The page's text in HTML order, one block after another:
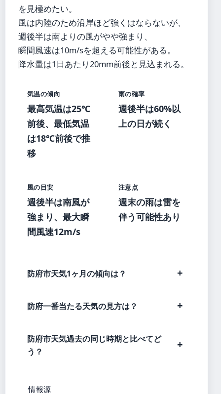
を見極めたい。
風は内陸のため沿岸ほど強くはならないが、
週後半は南よりの風がやや強まり、
瞬間風速は10m/sを超える可能性がある。
降水量は1日あたり20mm前後と見込まれる。
気温の傾向
最高気温は25℃
前後、最低気温
は18℃前後で推
移
雨の確率
週後半は60%以
上の日が続く
風の目安
週後半は南風が
強まり、最大瞬
間風速12m/s
注意点
週末の雨は雷を
伴う可能性あり
防府市天気1ヶ月の傾向は？
防府一番当たる天気の見方は？
防府市天気過去の同じ時期と比べてど
う？
情報源